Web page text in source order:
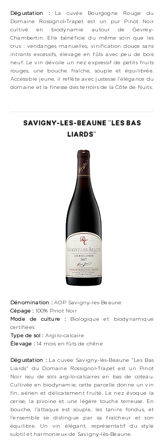
Dégustation : La cuvée Bourgogne Rouge du
Domaine Rossignol‑Trapet est un pur Pinot Noir
cultivé en biodynamie autour de Gevrey-
Chambertin. Elle bénéficie du même soin que les
crus : vendanges manuelles, vinification douce sans
intrants excessifs, élevage en fûts avec peu de bois
neuf. Le vin dévoile un nez expressif de petits fruits
rouges, une bouche fraîche, souple et équilibrée.
Accessible jeune, il reflète avec justesse l’élégance du
domaine et la finesse des terroirs de la Côte de Nuits.
SAVIGNY-LES-BEAUNE "LES BAS
LIARDS"
Dénomination : AOP Savigny-les-Beaune
Cépage : 100% Pinot Noir
Mode de culture :
Biologiqueet biodynamique
certifiées
Type de sol : Argilo-calcaire
Élevage : 14 mois en fûts de chêne
Dégustation : La cuvée Savigny-lès-Beaune "Les Bas
Liards" du Domaine Rossignol‑Trapet est un Pinot
Noir issu de sols argilo-calcaires en bas de coteau.
Cultivée en biodynamie, cette parcelle donne un vin
fin, aérien et délicatement fruité. Le nez évoque la
cerise, la pivoine et une légère touche terreuse. En
bouche, l’attaque est souple, les tanins fondus, et
l’ensemble se distingue par sa fraîcheur et son
équilibre. Un vin élégant, représentatif du style
subtil et harmonieux de Savigny-lès-Beaune.